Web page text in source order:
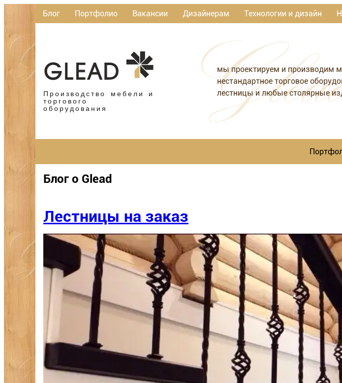
Блог Портфолио Вакансии Дизайнерам Технологии и дизайн
Производство мебели и
торгового
оборудования
мы проектируем и производим
нестандартное торговое
лестницы и любые столярные
Блог о Glead
Лестницы на заказ